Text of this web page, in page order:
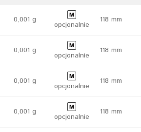
0,001 g
opcjonalnie
118 mm
0,001 g
opcjonalnie
118 mm
0,001 g
opcjonalnie
118 mm
0,001 g
opcjonalnie
118 mm